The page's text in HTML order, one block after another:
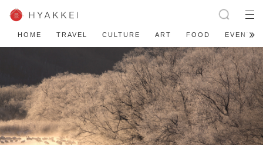
HOME TRAVEL CULTURE ART FOOD EVENT